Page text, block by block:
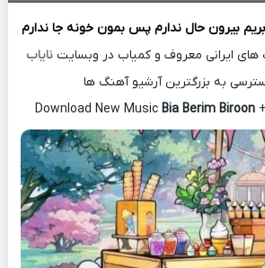
بریم بیرون حال ندارم پس بمون خونه جا ندارم
های ایرانی معروف و کمیاب در وبسایت نایاب
به بزرگترین آرشیو آهنگ ها
Download New Music Bia Berim Biroon